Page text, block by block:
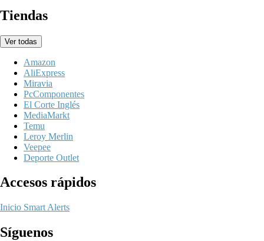
Tiendas
Ver todas
Amazon
AliExpress
Miravia
PcComponentes
El Corte Inglés
MediaMarkt
Temu
Leroy Merlin
Veepee
Deporte Outlet
Accesos rápidos
Inicio Smart Alerts
Síguenos